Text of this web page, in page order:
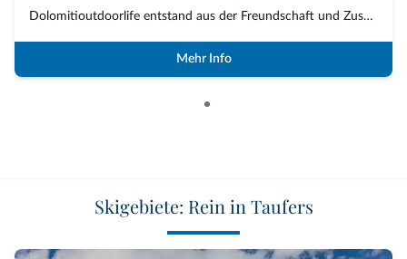
Dolomitioutdoorlife entstand aus der Freundschaft und Zusammenarbeit von Fa...
Mehr Info
Skigebiete: Rein in Taufers